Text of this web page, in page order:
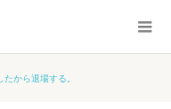
から退場する。